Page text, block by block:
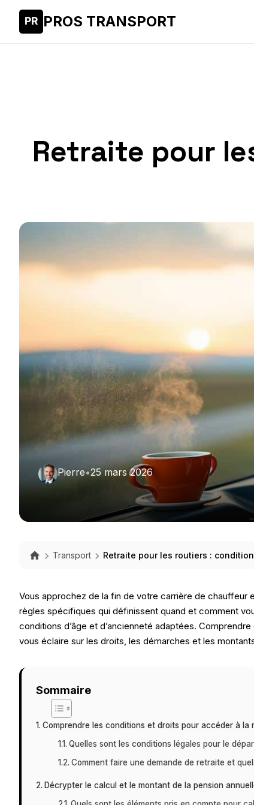
PROS TRANSPORT
Retraite pour
Pierre•25 mars 2026
Transport Retraite pour les routiers :
Vous approchez de la fin de votre carrière de
règles spécifiques qui définissent quand et comment
conditions d’âge et d’ancienneté adaptées.
vous éclaire sur les droits, les démarches et les
Sommaire
Comprendre les conditions et droits pour accéder à
Quelles sont les conditions légales pour le
Comment faire une demande de retraite et
Décrypter le calcul et le montant de la pension